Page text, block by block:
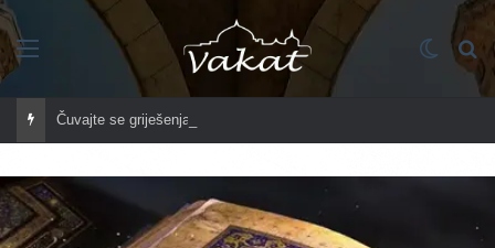
Čuvajte se griješenja u mjesecu redžebu?